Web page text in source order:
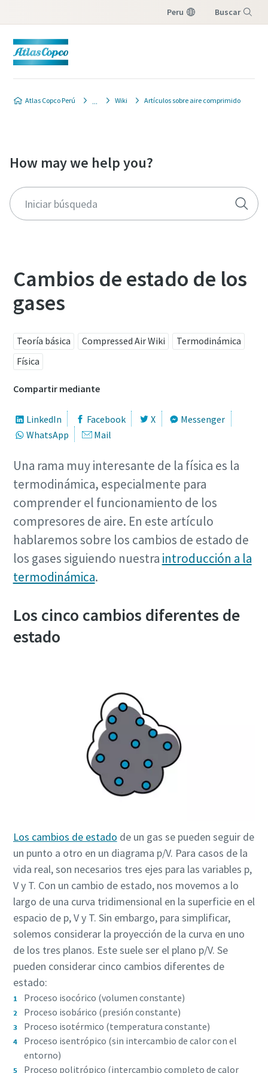
Peru Buscar
Atlas Copco Perú Wiki Artículos sobre aire comprimido
Todo lo que necesita saber sobre el aire
comprimido
comprimido y encuentre las mejores recomendaciones
para optimizar su instalación de aire.
10 pasos para una producción más verde y
eficiente
Reducción de su huella de carbono para una producción
más amigable con el medio ambiente - ¡todo lo que
necesita saber!
Sepa más
Optimice el flujo de aire mediante un
controlador central
Nuestro controlador central más reciente, el Optimizer
4.0, estabiliza el sistema y reduce los costes de energía.
Obtenga más información
How may we help you?
Cambios de estado de los
gases
Teoría básica Compressed Air Wiki
Termodinámica
Física
Compartir mediante
LinkedIn Facebook X
Messenger
WhatsApp
Mail
Una rama muy interesante de la física es la
termodinámica, especialmente para
comprender el funcionamiento de los
compresores de aire. En este artículo
hablaremos sobre los cambios de estado de
los gases siguiendo nuestra introducción a la
termodinámica.
Los cinco cambios diferentes de
estado
Los cambios de estado de un gas se pueden seguir de
un punto a otro en un diagrama p/V. Para casos de la
vida real, son necesarios tres ejes para las variables p,
V y T. Con un cambio de estado, nos movemos a lo
largo de una curva tridimensional en la superficie en el
espacio de p, V y T. Sin embargo, para simplificar,
solemos considerar la proyección de la curva en uno
de los tres planos. Este suele ser el plano p/V. Se
pueden considerar cinco cambios diferentes de
estado:
Proceso isocórico (volumen constante)
Proceso isobárico (presión constante)
Proceso isotérmico (temperatura constante)
Proceso isentrópico (sin intercambio de calor con el
entorno)
Proceso politrópico (intercambio completo de calor